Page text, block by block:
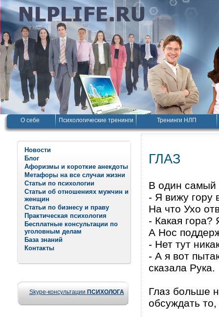
О себе Психологические тренинги Тренинги НЛП
Новости
Блог
Афоризмы и короткие анекдоты
Метафоры на все случаи жизни
Статьи по психологии
Статьи об отношениях мужчин и
женщин
Статьи по бизнесу и праву
Практическая психология
Бесплатные консультации по
уголовным делам
База знаний
Контакты
Skype-консультации ПСИХОЛОГА
ГЛАЗ
В один самый
- Я вижу гору
На что Ухо
- Какая
А Нос
- Нет тут
- А я вот
сказала Рука.
Глаз больше
обсуждать то,